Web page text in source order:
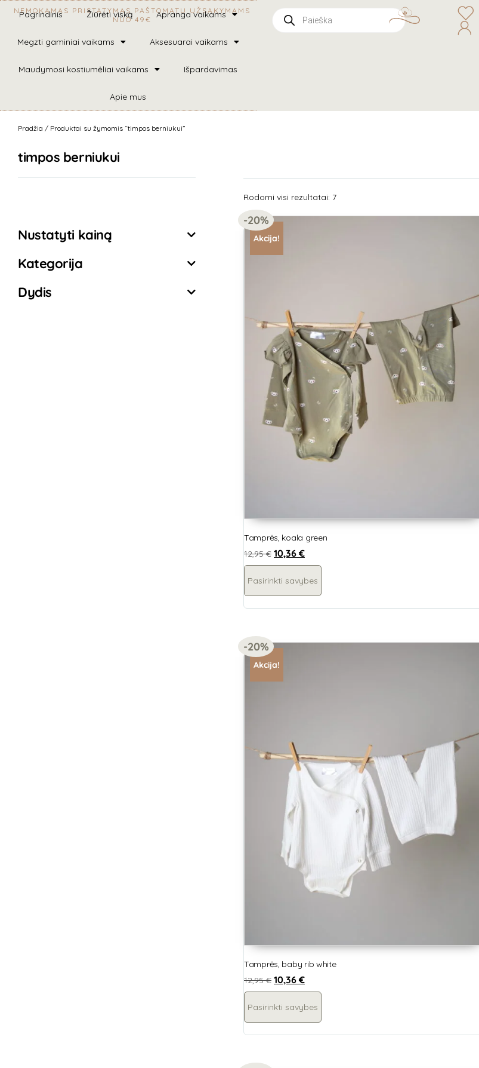
NEMOKAMAS PRISTATYMAS PAŠTOMATU UŽSAKYMAMS
NUO 49€
Pagrindinis Žiūrėti viską Apranga vaikams
Megzti gaminiai vaikams Aksesuarai vaikams
Maudymosi kostiumėliai vaikams Išpardavimas
Apie mus
Pradžia / Produktai su žymomis “timpos berniukui”
timpos berniukui
Nustatyti kainą
Kategorija
Dydis
Rodomi visi rezultatai: 7
Akcija!
-20%
Tamprės, koala green
12,95€ 10,36 €
Pasirinkti savybes
Akcija!
-20%
Tamprės, baby rib white
12,95€ 10,36 €
Pasirinkti savybes